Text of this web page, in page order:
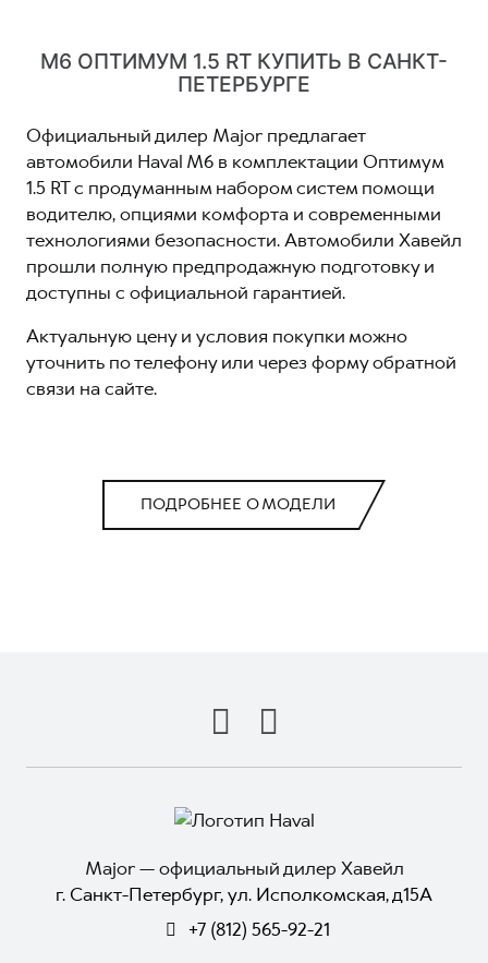
M6 ОПТИМУМ 1.5 RT КУПИТЬ В САНКТ-
ПЕТЕРБУРГЕ
Официальный дилер Major предлагает
автомобили Haval M6 в комплектации Оптимум
1.5 RT с продуманным набором систем помощи
водителю, опциями комфорта и современными
технологиями безопасности. Автомобили Хавейл
прошли полную предпродажную подготовку и
доступны с официальной гарантией.
Актуальную цену и условия покупки можно
уточнить по телефону или через форму обратной
связи на сайте.
ПОДРОБНЕЕ О МОДЕЛИ
Major — официальный дилер Хавейл
г. Санкт-Петербург, ул. Исполкомская, д15А
+7 (812) 565-92-21